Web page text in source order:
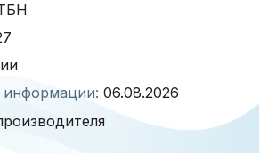
информации: 06.08.2026